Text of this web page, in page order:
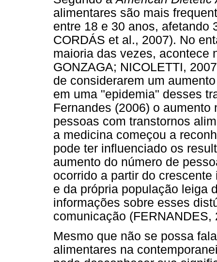
alimentares são mais
entre 18 e 30 anos, afetando
CORDÁS et al., 2007). No
maioria das vezes, acontece
GONZAGA; NICOLETTI,
de considerarem um
em uma "epidemia" desses
Fernandes (2006) o
pessoas com transtornos
a medicina começou a
pode ter influenciado os
aumento do número de
ocorrido a partir do
e da própria população leiga
informações sobre esses
comunicação (FERNANDES,
Mesmo que não se possa
alimentares na